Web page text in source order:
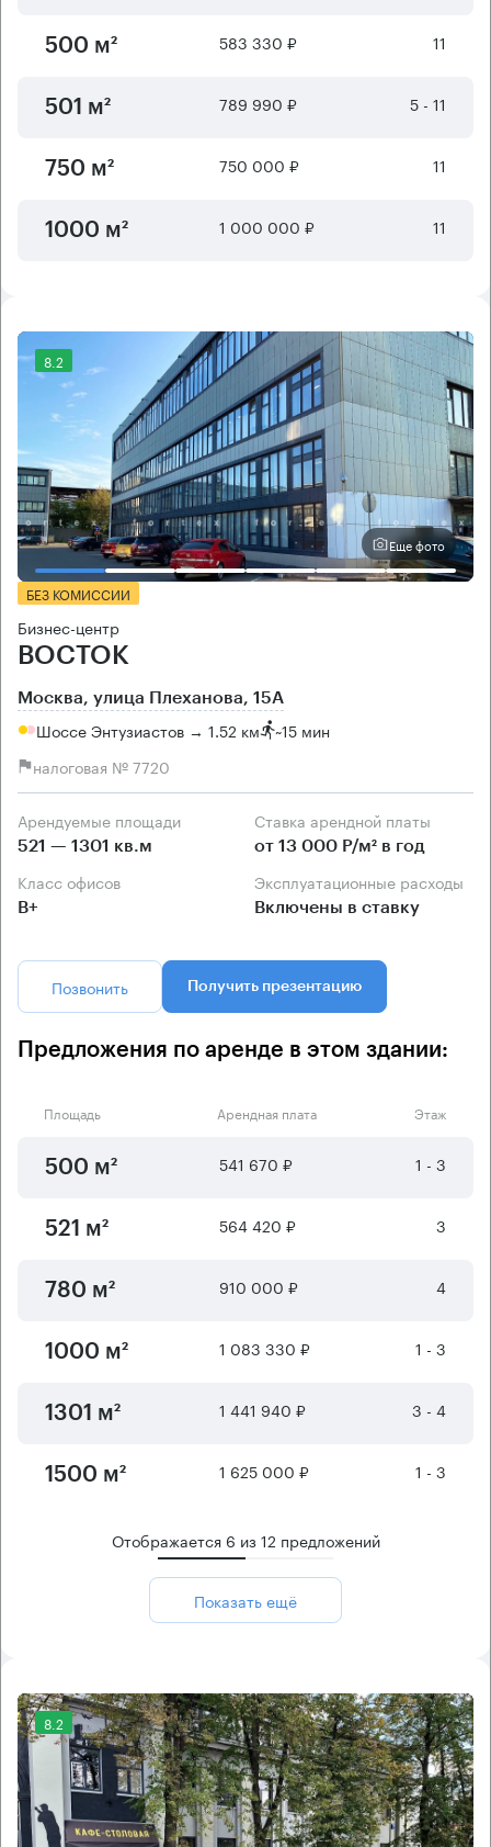
500 м² 583 330 ₽ 11
501 м² 789 990 ₽ 5 - 11
750 м² 750 000 ₽ 11
1000 м² 1 000 000 ₽ 11
8.2
Еще фото
БЕЗ КОМИССИИ
Бизнес-центр
ВОСТОК
Москва, улица Плеханова, 15А
Шоссе Энтузиастов → 1.52 км ~15 мин
налоговая № 7720
Арендуемые площади
521 — 1301 кв.м
Ставка арендной платы
от 13 000 Р/м² в год
Класс офисов
B+
Эксплуатационные расходы
Включены в ставку
Позвонить Получить презентацию
Предложения по аренде в этом здании:
Площадь Арендная плата Этаж
500 м² 541 670 ₽ 1 - 3
521 м² 564 420 ₽ 3
780 м² 910 000 ₽ 4
1000 м² 1 083 330 ₽ 1 - 3
1301 м² 1 441 940 ₽ 3 - 4
1500 м² 1 625 000 ₽ 1 - 3
Отображается 6 из12 предложений
Показать ещё
8.2